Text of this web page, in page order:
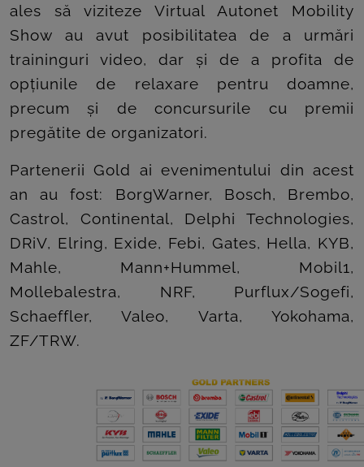
ales să viziteze Virtual Autonet Mobility
Show au avut posibilitatea de a urmări
traininguri video, dar și de a profita de
opțiunile de relaxare pentru doamne,
precum și de concursurile cu premii
pregătite de organizatori.
Partenerii Gold ai evenimentului din acest
an au fost: BorgWarner, Bosch, Brembo,
Castrol, Continental, Delphi Technologies,
DRiV, Elring, Exide, Febi, Gates, Hella, KYB,
Mahle, Mann+Hummel, Mobil1,
Mollebalestra, NRF, Purflux/Sogefi,
Schaeffler, Valeo, Varta, Yokohama,
ZF/TRW.